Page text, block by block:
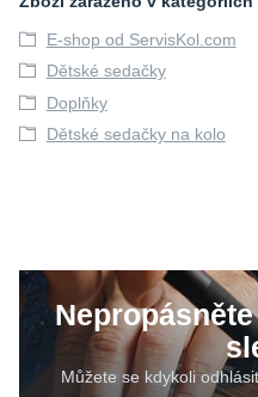
E-shop od ServisKol.com
Dětské sedačky
Doplňky
Dětské sedačky na kolo
Můžete se kdykoli